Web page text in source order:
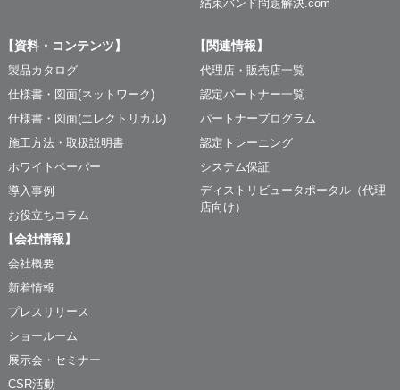
結束バンド問題解決.com
【資料・コンテンツ】
製品カタログ
仕様書・図面(ネットワーク)
仕様書・図面(エレクトリカル)
施工方法・取扱説明書
ホワイトペーパー
導入事例
お役立ちコラム
【関連情報】
代理店・販売店一覧
認定パートナー一覧
パートナープログラム
認定トレーニング
システム保証
ディストリビュータポータル（代理
店向け）
【会社情報】
会社概要
新着情報
プレスリリース
ショールーム
展示会・セミナー
CSR活動